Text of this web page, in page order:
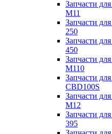
Запчасти
M11
Запчасти
250
Запчасти
450
Запчасти
M110
Запчасти
CBD100S
Запчасти
M12
Запчасти
395